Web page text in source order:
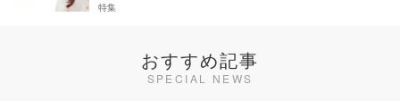
特集
おすすめ記事
SPECIAL NEWS